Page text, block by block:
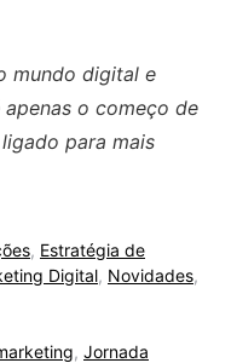
mundo digital e
o começo de
para mais
, Estratégia de
Digital, Novidades,
, Jornada